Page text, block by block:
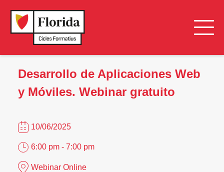
Desarrollo de Aplicaciones Web
y Móviles. Webinar gratuito
10/06/2025
6:00 pm - 7:00 pm
Webinar Online